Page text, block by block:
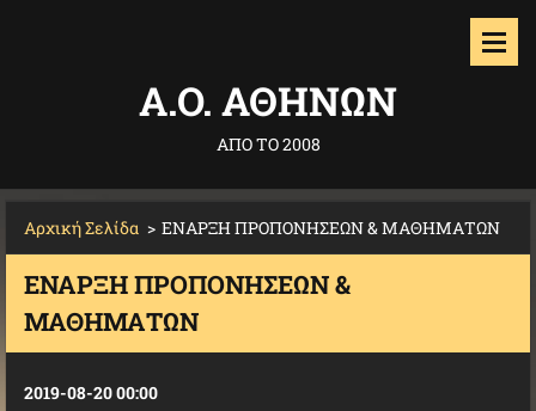
Α.O. ΑΘΗΝΩΝ
ΑΠΟ ΤΟ 2008
Αρχική Σελίδα > ΕΝΑΡΞΗ ΠΡΟΠΟΝΗΣΕΩΝ & ΜΑΘΗΜΑΤΩΝ
ΕΝΑΡΞΗ ΠΡΟΠΟΝΗΣΕΩΝ &
ΜΑΘΗΜΑΤΩΝ
2019-08-20 00:00